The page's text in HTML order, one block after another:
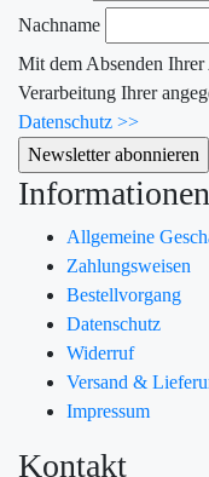
Nachname
Mit dem Absenden
Verarbeitung Ihrer
Datenschutz >>
Informationen
Allgemeine
Zahlungsweisen
Bestellvorgang
Datenschutz
Widerruf
Versand &
Impressum
Kontakt